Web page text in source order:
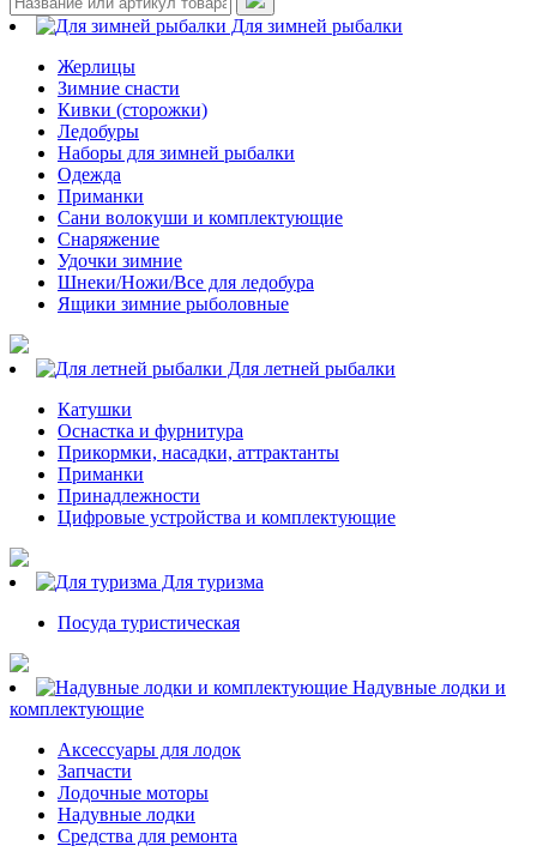
Для зимней рыбалки
Жерлицы
Зимние снасти
Кивки (сторожки)
Ледобуры
Наборы для зимней рыбалки
Одежда
Приманки
Сани волокуши и комплектующие
Снаряжение
Удочки зимние
Шнеки/Ножи/Все для ледобура
Ящики зимние рыболовные
Для летней рыбалки
Катушки
Оснастка и фурнитура
Прикормки, насадки, аттрактанты
Приманки
Принадлежности
Цифровые устройства и комплектующие
Для туризма
Посуда туристическая
Надувные лодки и
комплектующие
Аксессуары для лодок
Запчасти
Лодочные моторы
Надувные лодки
Средства для ремонта